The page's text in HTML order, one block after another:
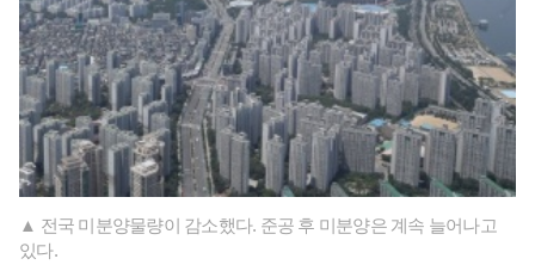
▲ 전국 미분양물량이 감소했다. 준공 후 미분양은 계속 늘어나고
있다.